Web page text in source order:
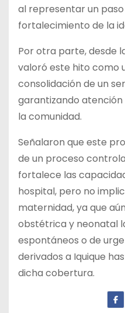
al representar un
fortalecimiento de la
Por otra parte, desde
valoró este hito como
consolidación de un
garantizando
la comunidad.
Señalaron que este
de un proceso
fortalece las
hospital, pero no
maternidad, ya que
obstétrica y neonatal
espontáneos o de
derivados a Iquique
dicha cobertura.